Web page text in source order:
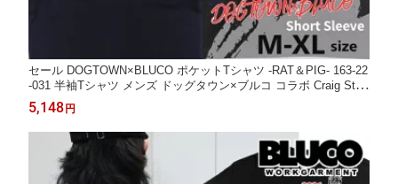
セール DOGTOWN×BLUCO ポケットTシャツ -RAT＆PIG- 163-22
-031 半袖Tシャツ メンズ ドッグタウン×ブルコ コラボ Craig Stec
yk「RAT BONE」 バックプリントTシャツ 送料無料
5,148 円